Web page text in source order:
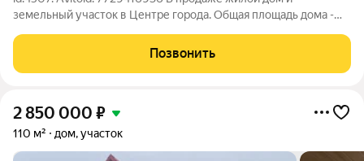
земельный участок в Центре города. Общая площадь дома -
соток, есть плодово-ягодные насаждения, баня, сарай. - В доме
3 комнаты, 1
Позвонить
2 850 000 ₽
110 м² дом, участок